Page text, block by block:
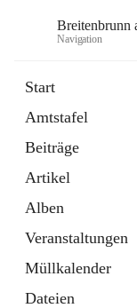
Breitenbrunn
Navigation
Start
Amtstafel
Beiträge
Artikel
Alben
Veranstaltungen
Müllkalender
Dateien
18 Schnellzugriffe
Gemeindeservice